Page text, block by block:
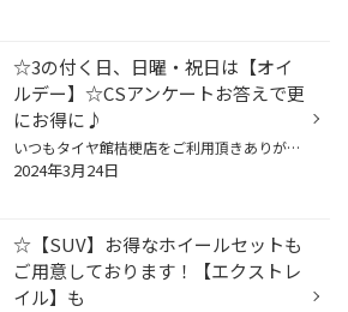
☆3の付く日、日曜・祝日は【オイ
ルデー】☆CSアンケートお答えで更
にお得に♪
いつもタイヤ館桔梗店をご利用頂きありがとうございます٩( 'ω' )و 本日24日はオイルデーとなります('ω')ノ☆ 【3の付く日】【日曜】【祝日】は 当店でのオイル交換は ・ドレンパッキンを毎回新品に交換(一部車両除く) オイル交換の際、ドレンボルトのパッキンも 交換のたびに力がかかり劣化してしま...
2024年3月24日
☆【SUV】お得なホイールセットも
ご用意しております！【エクストレ
イル】も